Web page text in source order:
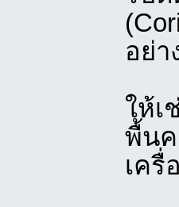
อย่
ให้เ
พื้นค
เครื่